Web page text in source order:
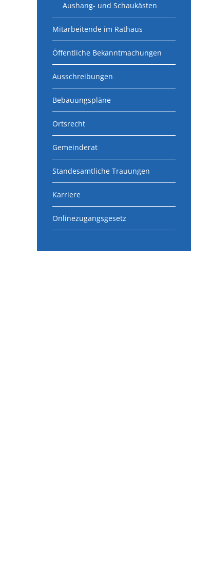
Aushang- und Schaukästen
Mitarbeitende im Rathaus
Öffentliche Bekanntmachungen
Ausschreibungen
Bebauungspläne
Ortsrecht
Gemeinderat
Standesamtliche Trauungen
Karriere
Onlinezugangsgesetz